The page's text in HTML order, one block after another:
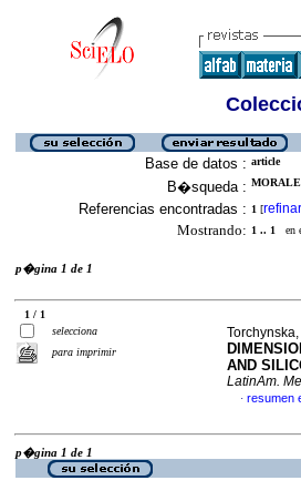
Base de datos : article
B�squeda :
Referencias encontradas : 1 [refinar
Mostrando: 1 .. 1 en
p�gina 1 de 1
1 / 1
selecciona
para imprimir
AND
LatinAm.
· resumen
p�gina 1 de 1